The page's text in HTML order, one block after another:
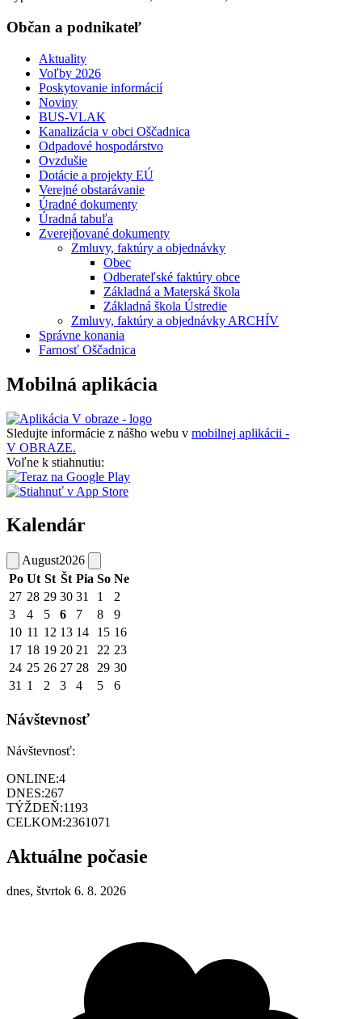
Občan a podnikateľ
Aktuality
Voľby 2026
Poskytovanie informácií
Noviny
BUS-VLAK
Kanalizácia v obci Oščadnica
Odpadové hospodárstvo
Ovzdušie
Dotácie a projekty EÚ
Verejné obstarávanie
Úradné dokumenty
Úradná tabuľa
Zverejňované dokumenty
Zmluvy, faktúry a objednávky
Obec
Odberateľské faktúry obce
Základná a Materská škola
Základná škola Ústredie
Zmluvy, faktúry a objednávky ARCHÍV
Správne konania
Farnosť Oščadnica
Mobilná aplikácia
Sledujte informácie z nášho webu v mobilnej aplikácii -
V OBRAZE.
Voľne k stiahnutiu:
Kalendár
August2026
Po Ut St Št Pia So Ne
27 28 29 30 31 1
2
3
4 5 6 7 8
9
10 11 12 13 14 15 16
17 18 19 20 21 22 23
24 25 26 27 28 29 30
31 1 2 3 4 5 6
Návštevnosť
Návštevnosť:
ONLINE:4
DNES:267
TÝŽDEŇ:1193
CELKOM:2361071
Aktuálne počasie
dnes, štvrtok 6. 8. 2026